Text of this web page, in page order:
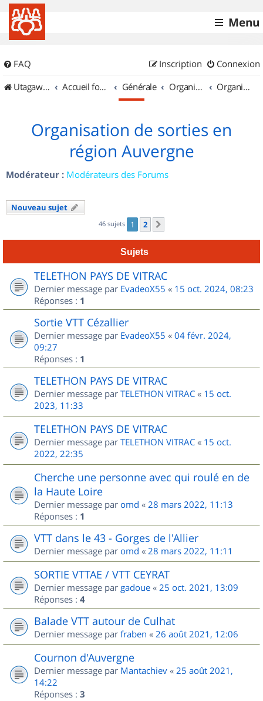
Menu
FAQ Connexion
Inscription
UtagawaVTT (Randos VTT et VTTAE avec traces GPS)
Accueil forum Générale Organisation de sorties & Recherche de partenaires Organisation de sorties en région Auvergne
Organisation de sorties en
région Auvergne
Modérateur : Modérateurs des Forums
Nouveau sujet
46 sujets 1 2
Sujets
TELETHON PAYS DE VITRAC
Dernier message par EvadeoX55 « 15 oct. 2024, 08:23
Réponses : 1
Sortie VTT Cézallier
Dernier message par EvadeoX55 « 04 févr. 2024,
09:27
Réponses : 1
TELETHON PAYS DE VITRAC
Dernier message par TELETHON VITRAC « 15 oct.
2023, 11:33
TELETHON PAYS DE VITRAC
Dernier message par TELETHON VITRAC « 15 oct.
2022, 22:35
Cherche une personne avec qui roulé en de
la Haute Loire
Dernier message par omd « 28 mars 2022, 11:13
Réponses : 1
VTT dans le 43 - Gorges de l'Allier
Dernier message par omd « 28 mars 2022, 11:11
SORTIE VTTAE / VTT CEYRAT
Dernier message par gadoue « 25 oct. 2021, 13:09
Réponses : 4
Balade VTT autour de Culhat
Dernier message par fraben « 26 août 2021, 12:06
Cournon d'Auvergne
Dernier message par Mantachiev « 25 août 2021,
14:22
Réponses : 3